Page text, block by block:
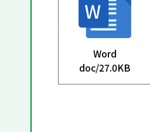
Word
doc/27.0KB